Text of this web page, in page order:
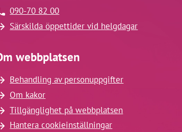
090-70 82 00
Särskilda öppettider vid helgdagar
webbplatsen
Behandling av personuppgifter
Om kakor
Tillgänglighet på webbplatsen
Hantera cookieinställningar